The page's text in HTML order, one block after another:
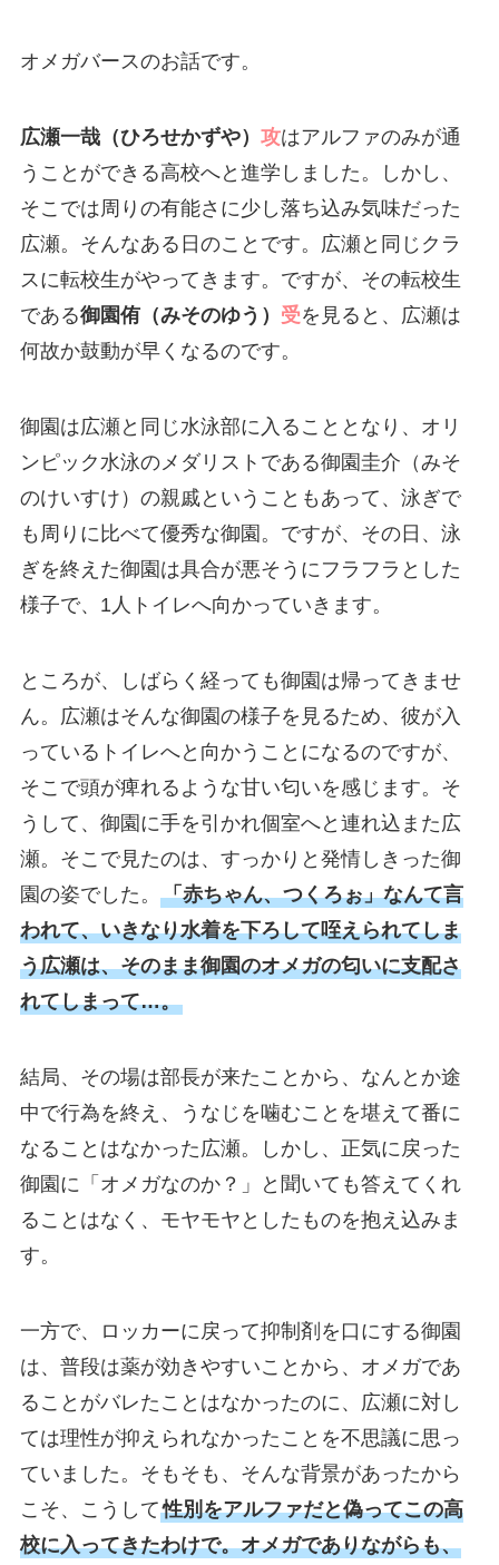
オメガバースのお話です。
広瀬一哉（ひろせかずや） 攻はアルファのみが通
うことができる高校へと進学しました。しかし、
そこでは周りの有能さに少し落ち込み気味だった
広瀬。そんなある日のことです。広瀬と同じクラ
スに転校生がやってきます。ですが、その転校生
である御園侑（みそのゆう） 受を見ると、広瀬は
何故か鼓動が早くなるのです。
御園は広瀬と同じ水泳部に入ることとなり、オリ
ンピック水泳のメダリストである御園圭介（みそ
のけいすけ）の親戚ということもあって、泳ぎで
も周りに比べて優秀な御園。ですが、その日、泳
ぎを終えた御園は具合が悪そうにフラフラとした
様子で、1人トイレへ向かっていきます。
ところが、しばらく経っても御園は帰ってきませ
ん。広瀬はそんな御園の様子を見るため、彼が入
っているトイレへと向かうことになるのですが、
そこで頭が痺れるような甘い匂いを感じます。そ
うして、御園に手を引かれ個室へと連れ込また広
瀬。そこで見たのは、すっかりと発情しきった御
園の姿でした。 「赤ちゃん、つくろぉ」なんて言
われて、いきなり水着を下ろして咥えられてしま
う広瀬は、そのまま御園のオメガの匂いに支配さ
れてしまって…。
結局、その場は部長が来たことから、なんとか途
中で行為を終え、うなじを噛むことを堪えて番に
なることはなかった広瀬。しかし、正気に戻った
御園に「オメガなのか？」と聞いても答えてくれ
ることはなく、モヤモヤとしたものを抱え込みま
す。
一方で、ロッカーに戻って抑制剤を口にする御園
は、普段は薬が効きやすいことから、オメガであ
ることがバレたことはなかったのに、広瀬に対し
ては理性が抑えられなかったことを不思議に思っ
ていました。そもそも、そんな背景があったから
こそ、こうして性別をアルファだと偽ってこの高
校に入ってきたわけで。オメガでありながらも、